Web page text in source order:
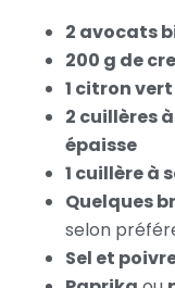
2 avocats
200 g de
1 citron vert
2 cuillères
épaisse
1 cuillère à
Quelques
selon
Sel et